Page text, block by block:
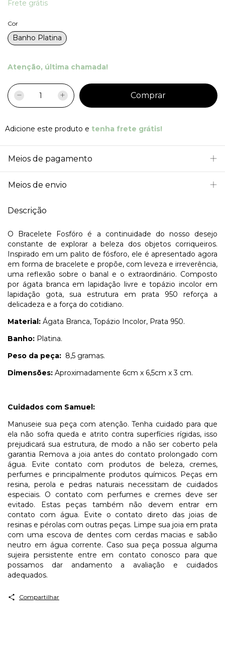
Frete grátis
Cor
Banho Platina
Atenção, última chamada!
Adicione este produto e tenha frete grátis!
Meios de pagamento
Meios de envio
Descrição
O Bracelete Fosfóro é a continuidade do nosso desejo
constante de explorar a beleza dos objetos corriqueiros.
Inspirado em um palito de fósforo, ele é apresentado agora
em forma de bracelete e propõe, com leveza e irreverência,
uma reflexão sobre o banal e o extraordinário. Composto
por ágata branca em lapidação livre e topázio incolor em
lapidação gota, sua estrutura em prata 950 reforça a
delicadeza e a força do cotidiano.
Material: Ágata Branca, Topázio Incolor, Prata 950.
Banho: Platina.
Peso da peça: 8,5 gramas.
Dimensões: Aproximadamente 6cm x 6,5cm x 3 cm.
Cuidados com Samuel:
Manuseie sua peça com atenção. Tenha cuidado para que
ela não sofra queda e atrito contra superfícies rígidas, isso
prejudicará sua estrutura, de modo a não ser coberto pela
garantia Remova a joia antes do contato prolongado com
água. Evite contato com produtos de beleza, cremes,
perfumes e principalmente produtos químicos. Peças em
resina, perola e pedras naturais necessitam de cuidados
especiais. O contato com perfumes e cremes deve ser
evitado. Estas peças também não devem entrar em
contato com água. Evite o contato direto das joias de
resinas e pérolas com outras peças. Limpe sua joia em prata
com uma escova de dentes com cerdas macias e sabão
neutro em água corrente. Caso sua peça possua alguma
sujeira persistente entre em contato conosco para que
possamos dar andamento a avaliação e cuidados
adequados.
Compartilhar